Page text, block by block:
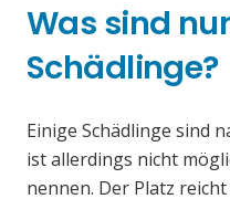
Was sind
Schädlinge?
Einige Schädlinge sind
ist allerdings nicht
nennen. Der Platz